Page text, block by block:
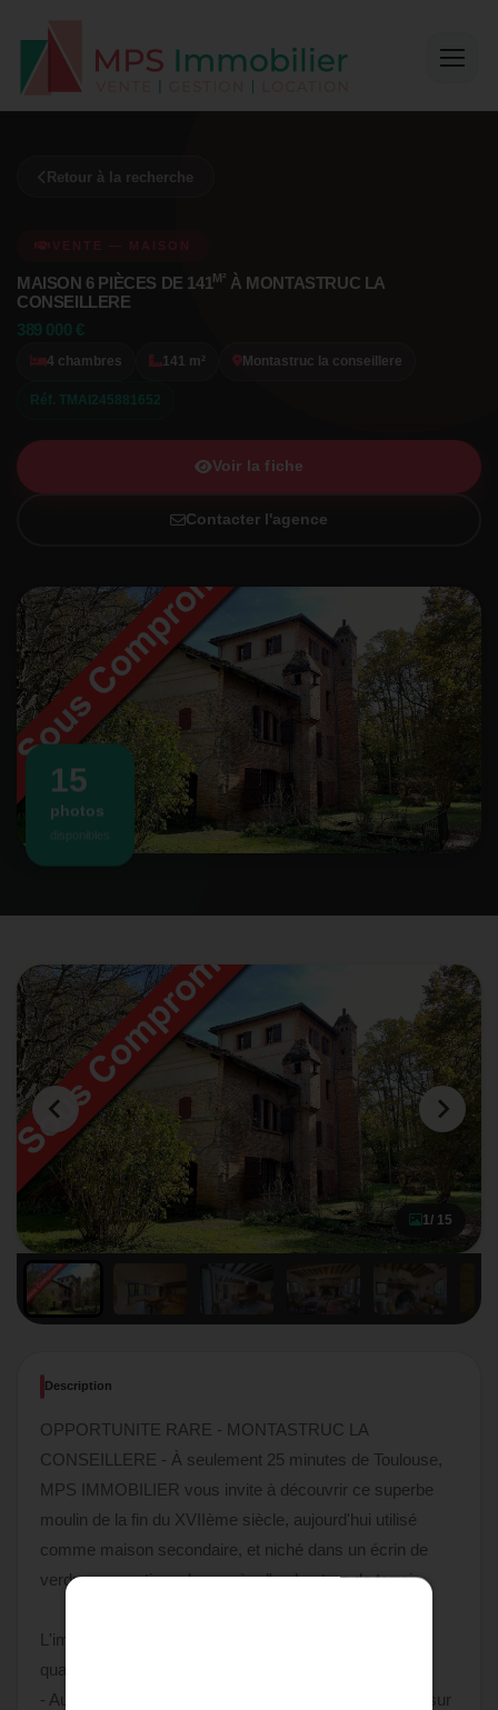
Retour à la recherche
VENTE — MAISON
MAISON 6 PIÈCES DE 141 M² À MONTASTRUC LA
CONSEILLERE
389 000 €
4 chambres 141 m² Montastruc la conseillere
Réf. TMAI245881652
Voir la fiche
Contacter l'agence
15
photos
disponibles
1/ 15
Description
OPPORTUNITE RARE - MONTASTRUC LA
CONSEILLERE - À seulement 25 minutes de Toulouse,
MPS IMMOBILIER vous invite à découvrir ce superbe
moulin de la fin du XVIIème siècle, aujourd'hui utilisé
comme maison secondaire, et niché dans un écrin de
verdure exceptionnel sur près d'un hectare de terrain.
L'imposante bâtisse, d'environ 145m2, se déploie sur
quatre niveaux :
- Au rez-de-chaussée, une cuisine conviviale ouverte sur